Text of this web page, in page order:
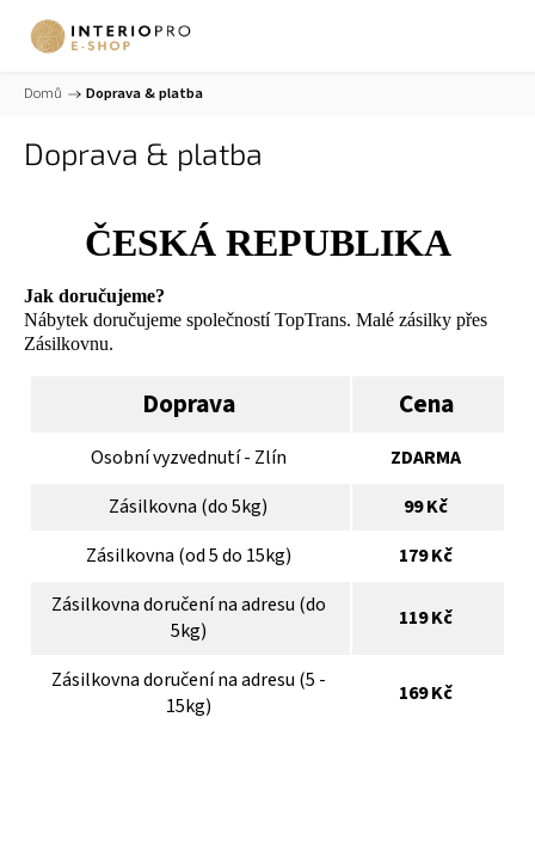
Domů / Doprava & platba
Doprava & platba
ČESKÁ REPUBLIKA
Jak doručujeme?
Nábytek doručujeme společností TopTrans. Malé zásilky přes
Zásilkovnu.
Doprava Cena
Osobní vyzvednutí - Zlín
ZDARMA
Zásilkovna (do 5kg)
99 Kč
Zásilkovna (od 5 do 15kg)
179 Kč
Zásilkovna doručení na adresu (do
5kg)
119 Kč
Zásilkovna doručení na adresu (5 -
15kg)
169 Kč